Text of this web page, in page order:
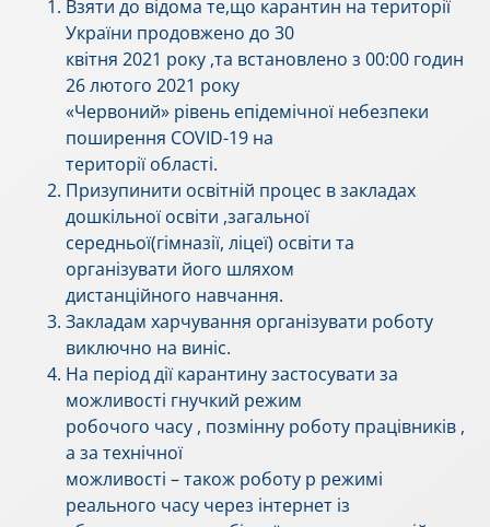
Взяти до відома те,що карантин на території
України продовжено до 30
квітня 2021 року ,та встановлено з 00:00 годин
26 лютого 2021 року
«Червоний» рівень епідемічної небезпеки
поширення COVID-19 на
території області.
Призупинити освітній процес в закладах
дошкільної освіти ,загальної
середньої(гімназії, ліцеї) освіти та
організувати його шляхом
дистанційного навчання.
Закладам харчування організувати роботу
виключно на виніс.
На період дії карантину застосувати за
можливості гнучкий режим
робочого часу , позмінну роботу працівників ,
а за технічної
можливості – також роботу р режимі
реального часу через інтернет із